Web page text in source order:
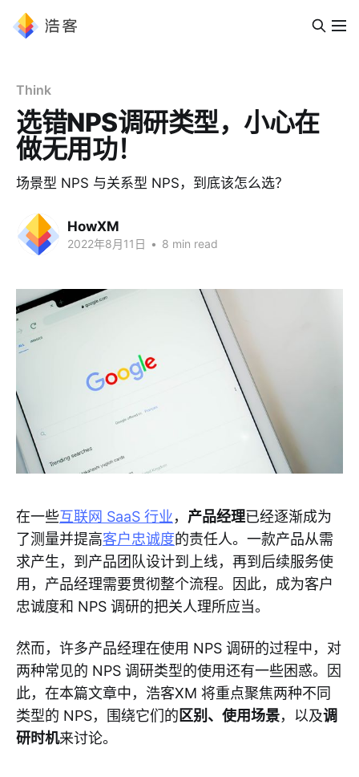
Think
选错NPS调研类型，小心在
做无用功！
场景型 NPS 与关系型 NPS，到底该怎么选？
HowXM
2022年8月11日 • 8 min read
在一些互联网 SaaS 行业， 产品经理已经逐渐成为
了测量并提高客户忠诚度的责任人。一款产品从需
求产生，到产品团队设计到上线，再到后续服务使
用，产品经理需要贯彻整个流程。因此，成为客户
忠诚度和 NPS 调研的把关人理所应当。
然而，许多产品经理在使用 NPS 调研的过程中，对
两种常见的 NPS 调研类型的使用还有一些困惑。因
此，在本篇文章中，浩客XM 将重点聚焦两种不同
类型的 NPS，围绕它们的区别、使用场景，以及调
研时机来讨论。